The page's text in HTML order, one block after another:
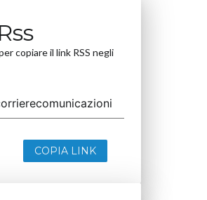
copiare il link RSS negli
COPIA LINK